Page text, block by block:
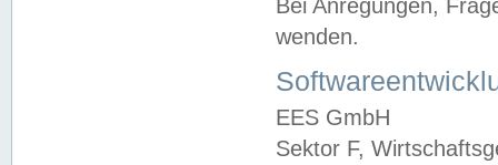
Bei Anregungen,
wenden.
EES GmbH
Sektor F,